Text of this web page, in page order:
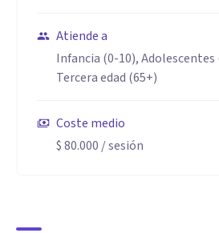
Atiende a
Infancia (0-10),
Tercera edad (65+)
Coste medio
$ 80.000 / sesión